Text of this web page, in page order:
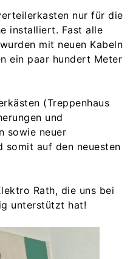
nur für die
installiert. Fast alle
mit neuen Kabeln
ein paar hundert Meter
(Treppenhaus
und
sowie neuer
somit auf den neuesten
Rath, die uns bei
unterstützt hat!